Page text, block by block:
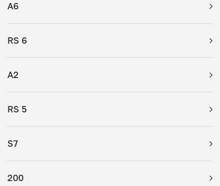
A6
RS 6
A2
RS 5
S7
200